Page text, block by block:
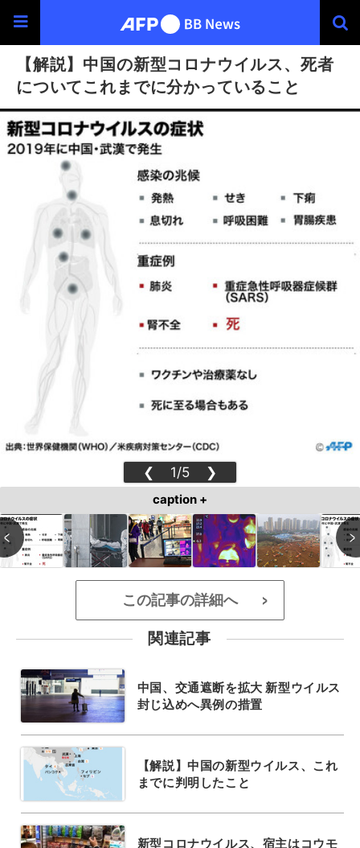
【解説】中国の新型コロナウイルス、死者
についてこれまでに分かっていること
❮ 1/5 ❯
caption +
この記事の詳細へ >
関連記事
中国、交通遮断を拡大 新型ウイルス
封じ込めへ異例の措置
【解説】中国の新型ウイルス、これ
までに判明したこと
新型コロナウイルス、宿主はコウモ